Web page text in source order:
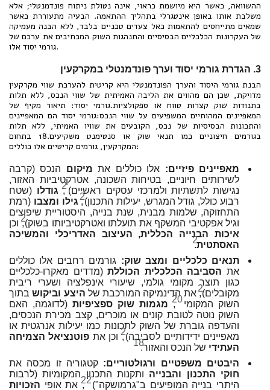
ההשוואה, כאשר היא מיושמת כראוי, אינה נטולת ניתוח פונדמנטלי; אלא
משלבת אותו באופן אינטגרלי בתהליך ההתאמה. הבעיה מתעוררת כאשר
שמאים מתייחסים להתאמות כאל צעדים טכניים בלבד, ללא הבנה מעמיקה
של העקרונות הכלכליים הבסיסיים והתנהגות השוק המכתיבים את ערכם של
גורמי יסוד אלו.
3. הגדרת גורמי יסוד וערך פונדמנטלי במקרקעין
הבנת גורמי היסוד והערך הפונדמנטלי היא קריטית להערכת שווי מקרקעין
מדויקת, שכן הם מהווים את הליבה האמיתית של שווי הנכס, ללא תלות
בתנודות שוק קצרות טווח או ספקולציות.גורמי יסוד: תיאור מקיף של
המאפיינים המהותיים המשפיעים על שווי הנכס:גורמי יסוד הם המאפיינים
והתכונות הבסיסיות של נכס, הקובעים את שוויו האמיתי, ללא תלות
בגורמים חיצוניים כמו תנאי שוק או סנטימנט משקיעים.18 בתחום
המקרקעין, גורמים קריטיים אלו כוללים:
מאפיינים פיזיים: אלו כוללים את מיקום הנכס (קרבה
לשירותים חיוניים, בטיחות השכונה, אטרקטיביות האזור,
נגישות לתשתיות ולמרכזי עסקים ראשיים)2
,גודלו (שטח
רבוע כולל, גודל המגרש, יעילות התכנון)2
,גילו ומצבו (רמת
התחזוקה, שלמות מבנית, שנת בנייה, היסטוריית שיפוצים
וגיל אפקטיבי המשקף את תועלתו ואטרקטיביותו בשוק)2, וכן
איכות הבנייה הכללית, העיצוב האדריכלי והמשיכה
האסתטית.
2
תנאים כלכליים ומצב שוק: גורמים רחבים אלו כוללים
את הסביבה הכלכלית הכוללת(מדדים מאקרו-כלכליים
כגון תוצר מקומי גולמי, שיעורי אינפלציה ושערי ריבית
מקובלים)2, את הדינמיקה המורכבת של היצע וביקושבתוך
השוק המקומי20
, מגמות שוק ספציפיות (לדוגמה, האם
השוק נוטה לטובת קונים או מוכרים, קצב מכירת הנכסים,
והעדפה גוברת של השוק לתכונות כמו יעילות אנרגטית או
מאפיינים ידידותיים לסביבה)2, וכן את פוטנציאל הצמיחה
העתידי של הנכס והאזור.18
היבטים משפטיים ורגולטוריים: קטגוריה זו מכסה את
חוקי התכנון והבנייה ותקנות התכנון המקומיות (לרבות
היתרי בנייה המופיעים ב"גרמושקה")22, את אופי הזכויות